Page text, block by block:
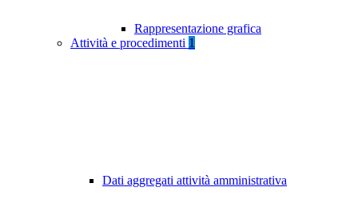
Rappresentazione grafica
Attività e procedimenti 1
Dati aggregati attività amministrativa